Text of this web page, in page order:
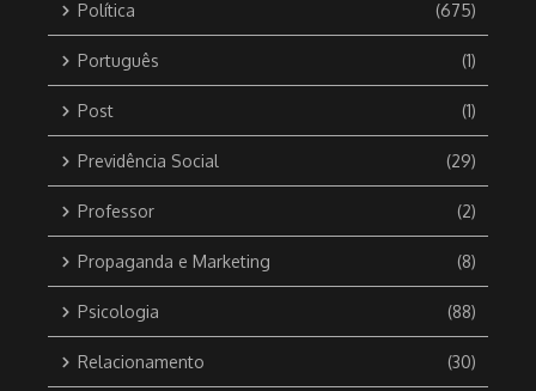
Política (675)
Português (1)
Post (1)
Previdência Social (29)
Professor (2)
Propaganda e Marketing (8)
Psicologia (88)
Relacionamento (30)